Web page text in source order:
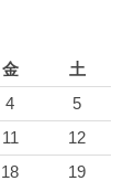
金
土
4
5
11
12
18
19